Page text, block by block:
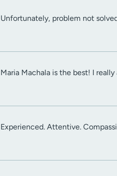
Unfortunately, problem not
Maria Machala is the best! I
Experienced. Attentive.